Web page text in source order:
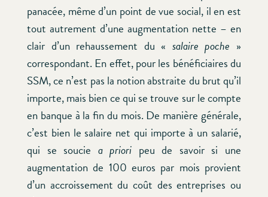
panacée, même d’un point de vue social, il en est
tout autrement d’une augmentation nette – en
clair d’un rehaussement du « salaire poche »
correspondant. En effet, pour les bénéficiaires du
SSM, ce n’est pas la notion abstraite du brut qu’il
importe, mais bien ce qui se trouve sur le compte
en banque à la fin du mois. De manière générale,
c’est bien le salaire net qui importe à un salarié,
qui se soucie a priori peu de savoir si une
augmentation de 100 euros par mois provient
d’un accroissement du coût des entreprises ou